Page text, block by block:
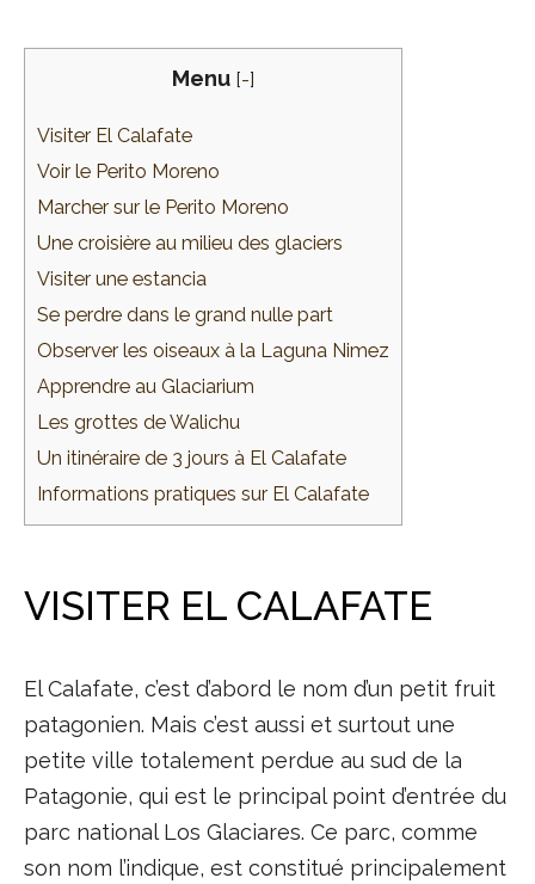
Menu [-]
Visiter El Calafate
Voir le Perito Moreno
Marcher sur le Perito Moreno
Une croisière au milieu des glaciers
Visiter une estancia
Se perdre dans le grand nulle part
Observer les oiseaux à la Laguna Nimez
Apprendre au Glaciarium
Les grottes de Walichu
Un itinéraire de 3 jours à El Calafate
Informations pratiques sur El Calafate
VISITER EL CALAFATE
El Calafate, c’est d’abord le nom d’un petit fruit
patagonien. Mais c’est aussi et surtout une
petite ville totalement perdue au sud de la
Patagonie, qui est le principal point d’entrée du
parc national Los Glaciares. Ce parc, comme
son nom l’indique, est constitué principalement